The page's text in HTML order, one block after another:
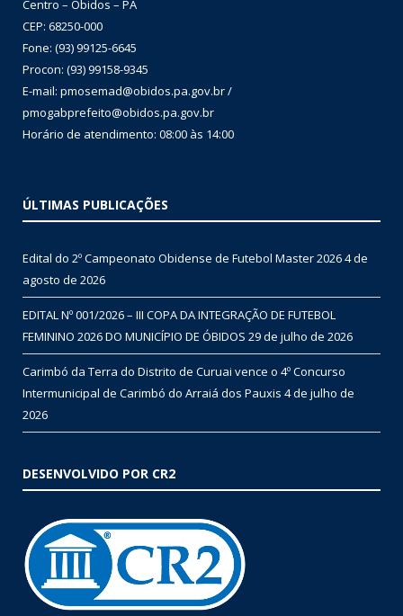
Centro – Óbidos – PA
CEP: 68250-000
Fone: (93) 99125-6645
Procon: (93) 99158-9345
E-mail: pmosemad@obidos.pa.gov.br /
pmogabprefeito@obidos.pa.gov.br
Horário de atendimento: 08:00 às 14:00
ÚLTIMAS PUBLICAÇÕES
Edital do 2º Campeonato Obidense de Futebol Master 20264 de
agosto de 2026
EDITAL Nº 001/2026 – III COPA DA INTEGRAÇÃO DE FUTEBOL
FEMININO 2026 DO MUNICÍPIO DE ÓBIDOS 29 de julho de 2026
Carimbó da Terra do Distrito de Curuai vence o 4º Concurso
Intermunicipal de Carimbó do Arraiá dos Pauxis 4 de julho de
2026
DESENVOLVIDO POR CR2